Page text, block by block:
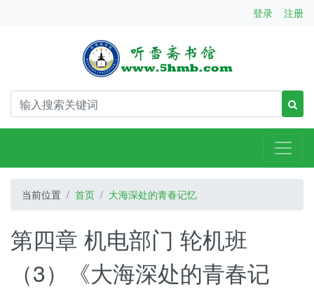
登录 注册
当前位置 首页 大海深处的青春记忆
第四章 机电部门 轮机班
（3）《大海深处的青春记